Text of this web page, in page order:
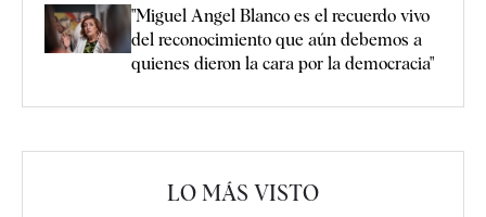
"Miguel Angel Blanco es el recuerdo vivo
del reconocimiento que aún debemos a
quienes dieron la cara por la democracia"
LO MÁS VISTO